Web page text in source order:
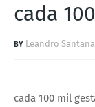
cada
Leandro Santana
cada 100 mil